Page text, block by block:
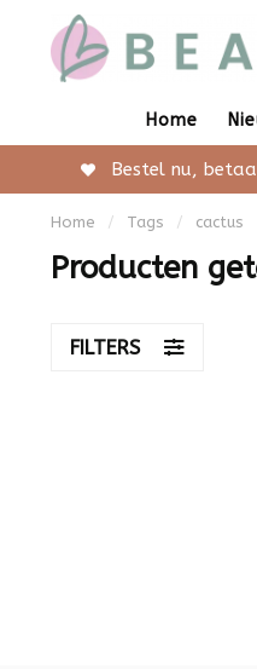
Home
Bestel nu,
Home / Tags / cactus
Producten
FILTERS